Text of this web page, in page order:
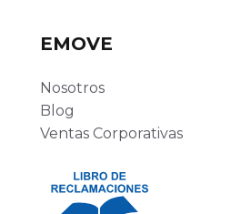
EMOVE
Nosotros
Blog
Ventas Corporativas